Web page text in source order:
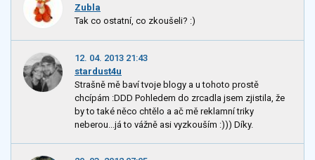
Zubla
Tak co ostatní, co zkoušeli? :)
12. 04. 2013 21:43
stardust4u
Strašně mě baví tvoje blogy a u tohoto prostě
chcípám :DDD Pohledem do zrcadla jsem zjistila, že
by to také něco chtělo a ač mě reklamní triky
neberou...já to vážně asi vyzkouším :))) Díky.